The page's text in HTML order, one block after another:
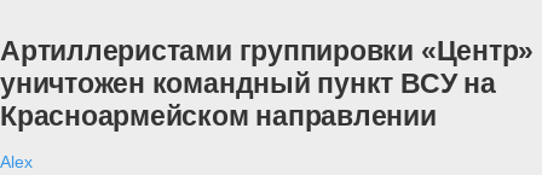
Артиллеристами группировки «Центр»
уничтожен командный пункт ВСУ на
Красноармейском направлении
Alex